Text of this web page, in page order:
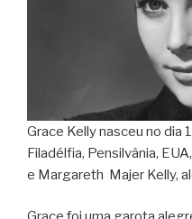
Grace Kelly nasceu no dia
Filadélfia, Pensilvânia,
e Margareth Majer Kelly,